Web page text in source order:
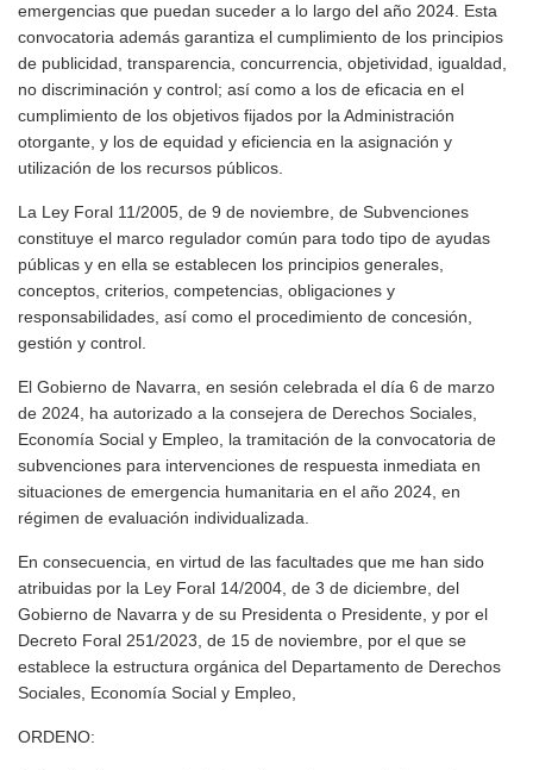
emergencias que puedan suceder a lo largo del año 2024. Esta
convocatoria además garantiza el cumplimiento de los principios
de publicidad, transparencia, concurrencia, objetividad, igualdad,
no discriminación y control; así como a los de eficacia en el
cumplimiento de los objetivos fijados por la Administración
otorgante, y los de equidad y eficiencia en la asignación y
utilización de los recursos públicos.
La Ley Foral 11/2005, de 9 de noviembre, de Subvenciones
constituye el marco regulador común para todo tipo de ayudas
públicas y en ella se establecen los principios generales,
conceptos, criterios, competencias, obligaciones y
responsabilidades, así como el procedimiento de concesión,
gestión y control.
El Gobierno de Navarra, en sesión celebrada el día 6 de marzo
de 2024, ha autorizado a la consejera de Derechos Sociales,
Economía Social y Empleo, la tramitación de la convocatoria de
subvenciones para intervenciones de respuesta inmediata en
situaciones de emergencia humanitaria en el año 2024, en
régimen de evaluación individualizada.
En consecuencia, en virtud de las facultades que me han sido
atribuidas por la Ley Foral 14/2004, de 3 de diciembre, del
Gobierno de Navarra y de su Presidenta o Presidente, y por el
Decreto Foral 251/2023, de 15 de noviembre, por el que se
establece la estructura orgánica del Departamento de Derechos
Sociales, Economía Social y Empleo,
ORDENO: